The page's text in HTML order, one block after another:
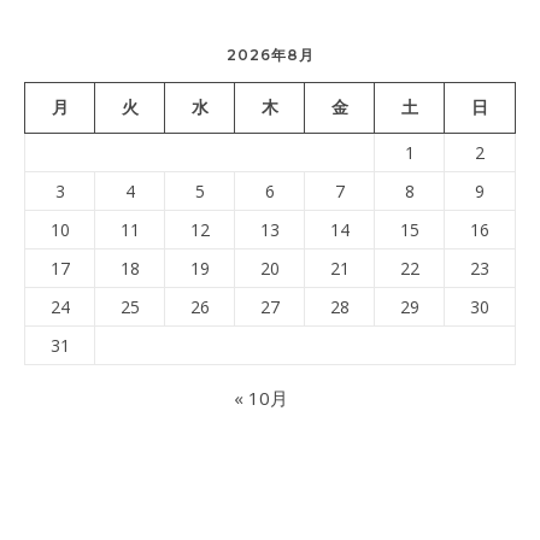
2026年8月
月 火 水 木 金 土 日
1
2
3
4 5 6 7 8
9
10
11 12 13 14 15
16
17
18 19 20 21 22
23
24
25 26 27 28 29
30
31
« 10月